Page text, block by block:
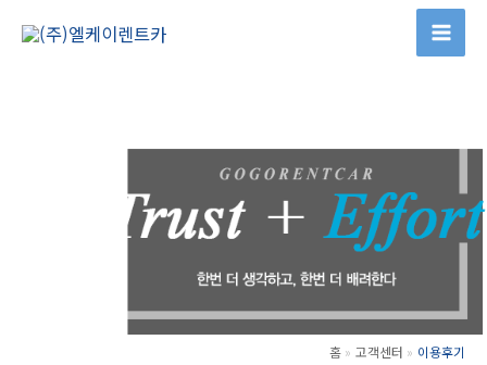
홈 고객센터 이용후기